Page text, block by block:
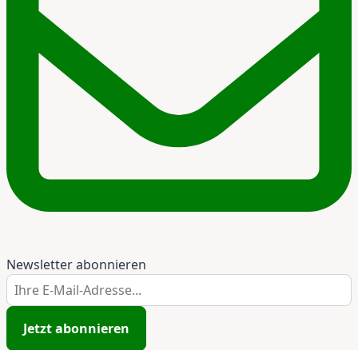
Newsletter abonnieren
Ihre E-Mail-Adresse...
Jetzt abonnieren